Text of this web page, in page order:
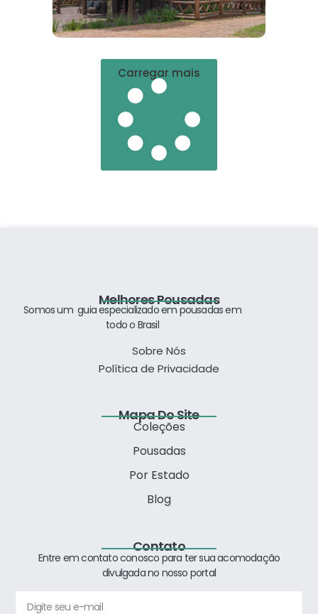
Carregar mais
Melhores Pousadas
Somos um guia especializadoem pousadas em
todo o Brasil
Sobre Nós
Política de Privacidade
Mapa Do Site
Coleções
Pousadas
Por Estado
Blog
Contato
Entre em contato conosco para ter sua acomodação
divulgada no nosso portal